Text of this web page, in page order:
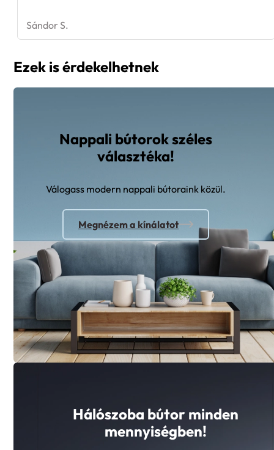
Sándor S.
Ezek is érdekelhetnek
Nappali bútorok széles
választéka!
Válogass modern nappali bútoraink közül.
Megnézem a kínálatot
Hálószoba bútor minden
mennyiségben!